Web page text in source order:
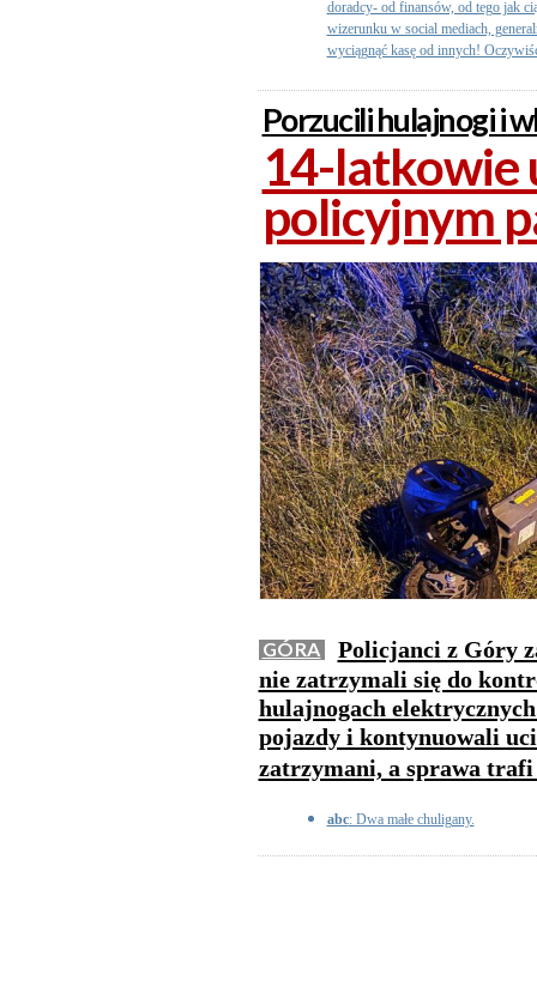
doradcy- od finansów, od tego jak
wizerunku w social mediach,
wyciągnąć kasę od innych!
Porzucili hulajnogi i
14-latkowie
policyjnym
GÓRA
Policjanci z Góry
nie zatrzymali się do
hulajnogach
pojazdy i kontynuowali
zatrzymani, a sprawa trafi
abc: Dwa małe chuligany.